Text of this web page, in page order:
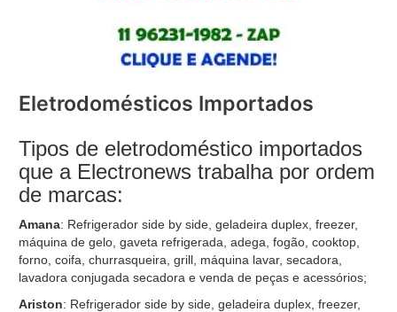
Eletrodomésticos Importados
Tipos de eletrodoméstico importados
que a Electronews trabalha por ordem
de marcas:
Amana: Refrigerador side by side, geladeira duplex, freezer,
máquina de gelo, gaveta refrigerada, adega, fogão, cooktop,
forno, coifa, churrasqueira, grill, máquina lavar, secadora,
lavadora conjugada secadora e venda de peças e acessórios;
Ariston: Refrigerador side by side, geladeira duplex, freezer,